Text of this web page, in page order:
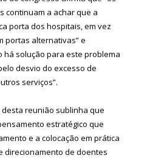
continuam a achar que a
porta dos hospitais, em vez
portas alternativas” e
há solução para este problema
desvio do excesso de
serviços”.
reunião sublinha que
estratégico que
e a colocação em prática
direcionamento de doentes